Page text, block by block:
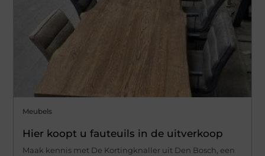
Meubels
Hier koopt u fauteuils in de uitverkoop
Maak kennis met De Kortingknaller uit Den Bosch, een